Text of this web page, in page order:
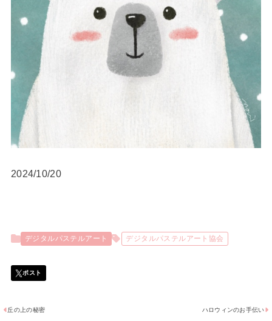
2024/10/20
デジタルパステルアート デジタルパステルアート協会
ハロウィンのお手伝い
丘の上の秘密